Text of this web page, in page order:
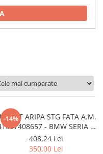
-14%
ARIPA STG FATA A.M.
- BMW SERIA 2
F45 F46
408,24 Lei
350,00 Lei